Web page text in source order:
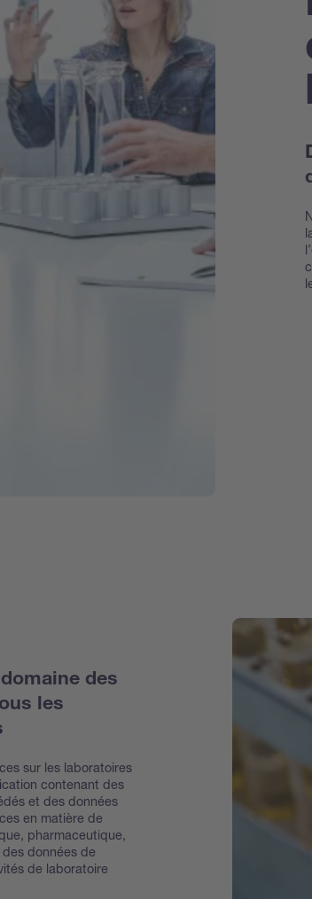
des
les
sur les laboratoires
contenant des
et des données
en matière de
pharmaceutique,
données de
de laboratoire